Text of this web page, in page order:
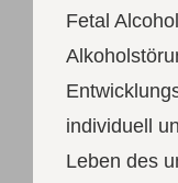
Fetal
individuell
Leben des